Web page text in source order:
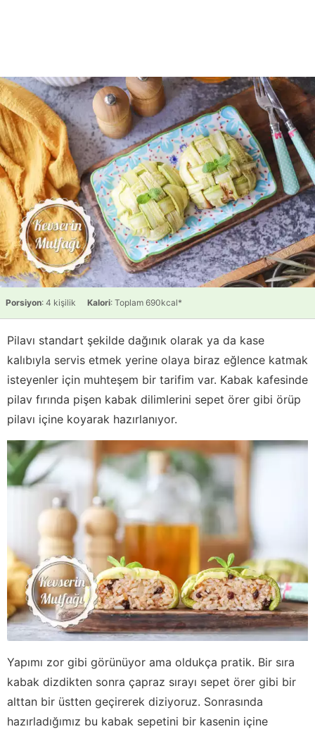
Porsiyon: 4 kişilik Kalori: Toplam 690kcal*
Pilavı standart şekilde dağınık olarak ya da kase
kalıbıyla servis etmek yerine olaya biraz eğlence katmak
isteyenler için muhteşem bir tarifim var. Kabak kafesinde
pilav fırında pişen kabak dilimlerini sepet örer gibi örüp
pilavı içine koyarak hazırlanıyor.
Yapımı zor gibi görünüyor ama oldukça pratik. Bir sıra
kabak dizdikten sonra çapraz sırayı sepet örer gibi bir
alttan bir üstten geçirerek diziyoruz. Sonrasında
hazırladığımız bu kabak sepetini bir kasenin içine